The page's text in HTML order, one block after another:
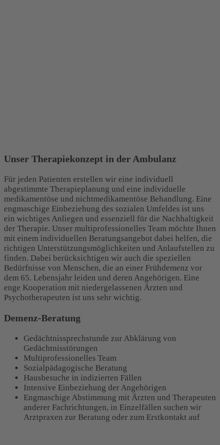
Unser Therapiekonzept in der Ambulanz
Für jeden Patienten erstellen wir eine individuell
abgestimmte Therapieplanung und eine individuelle
medikamentöse und nichtmedikamentöse Behandlung. Eine
engmaschige Einbeziehung des sozialen Umfeldes ist uns
ein wichtiges Anliegen und essenziell für die Nachhaltigkeit
der Therapie. Unser multiprofessionelles Team möchte Ihnen
mit einem individuellen Beratungsangebot dabei helfen, die
richtigen Unterstützungsmöglichkeiten und Anlaufstellen zu
finden. Dabei berücksichtigen wir auch die speziellen
Bedürfnisse von Menschen, die an einer Frühdemenz vor
dem 65. Lebensjahr leiden und deren Angehörigen. Eine
enge Kooperation mit niedergelassenen Ärzten und
Psychotherapeuten ist uns sehr wichtig.
Demenz-Beratung
Gedächtnissprechstunde zur Abklärung von
Gedächtnisstörungen
Multiprofessionelles Team
Sozialpädagogische Beratung
Hausbesuche in indizierten Fällen
Intensive Einbeziehung der Angehörigen
Engmaschige Abstimmung mit Ärzten und Therapeuten
anderer Fachrichtungen, in Einzelfällen suchen wir
Arztpraxen zur Beratung oder zum Erstkontakt auf